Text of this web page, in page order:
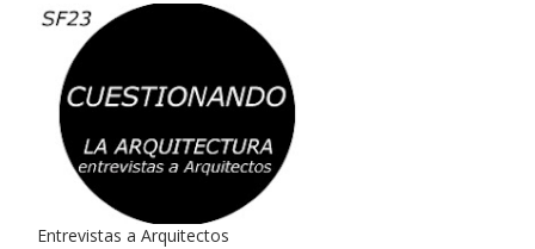
Entrevistas a Arquitectos